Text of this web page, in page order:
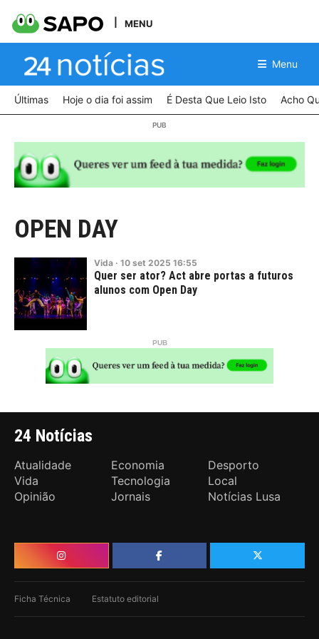
MENU
Menu
Últimas Hoje o dia foi assim É Desta Que Leio Isto Acho
OPEN DAY
Vida · 10 set 2025 16:55
Quer ser ator? Act abre portas a futuros
alunos com Open Day
24 Notícias
Atualidade Economia
Desporto
Vida
Tecnologia
Local
Opinião
Jornais Notícias Lusa
Ficha Técnica Estatuto editorial